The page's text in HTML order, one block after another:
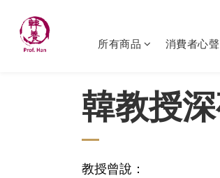
所有商品 消費者心聲
韓教授
教授曾說：